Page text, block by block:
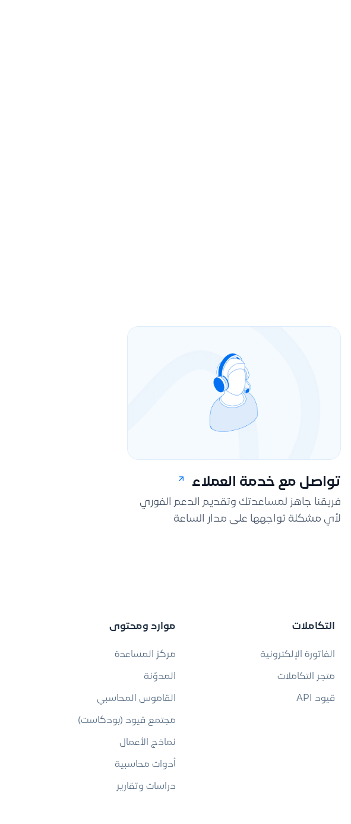
تواصل مع خدمة العملاء
فريقنا جاهز لمساعدتك وتقديم الدعم الفوري
لأي مشكلة تواجهها على مدار الساعة
التكاملات
الفاتورة الإلكترونية
متجر التكاملات
قيود API
موارد ومحتوى
مركز المساعدة
المدوّنة
القاموس المحاسبي
مجتمع قيود (بودكاست)
نماذج الأعمال
أدوات محاسبية
دراسات وتقارير